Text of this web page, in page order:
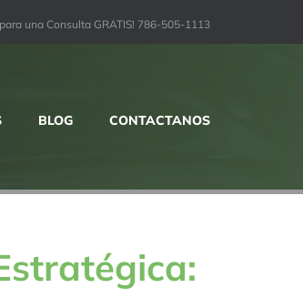
una Consulta GRATIS! 786-505-1113
BLOG CONTACTANOS